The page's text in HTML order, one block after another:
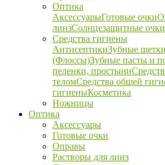
Оптика
АксессуарыГотовые очки
линзСолнцезащитные очки
Средства гигиены
АнтисептикиЗубные щетки
(Флоссы)Зубные пасты и
пеленки, простыни
теломСредства общей
гигиеныКосметика
Ножницы
Оптика
Аксессуары
Готовые очки
Оправы
Растворы для линз